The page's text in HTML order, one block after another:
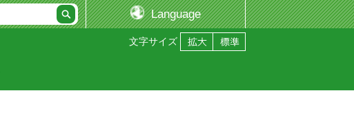
Language
文字サイズ